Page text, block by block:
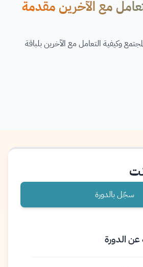
مع الآخرين مقدمة
وكيفية التعامل مع الآخرين بلباقة
سجّل بالدورة
الدورة